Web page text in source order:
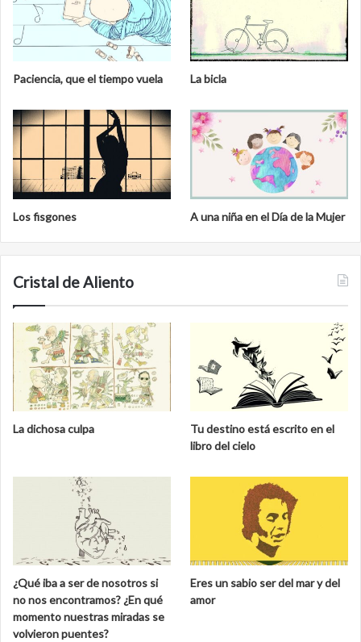
Paciencia, que el tiempo vuela La bicla
Los fisgones A una niña en el Día de la Mujer
Cristal de Aliento
La dichosa culpa
Tu destino está escrito en el
libro del cielo
¿Qué iba a ser de nosotros si
no nos encontramos? ¿En qué
momento nuestras miradas se
volvieron puentes?
Eres un sabio ser del mar y del
amor